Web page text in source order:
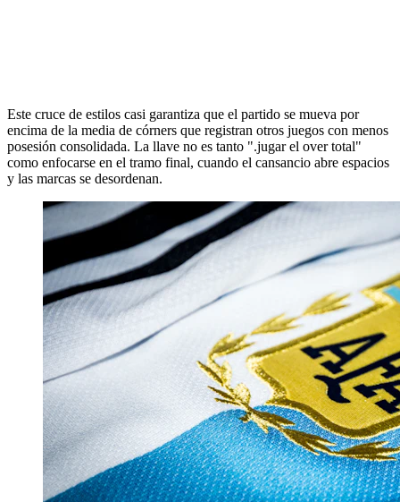
Este cruce de estilos casi garantiza que el partido se mueva por
encima de la media de córners que registran otros juegos con menos
posesión consolidada. La llave no es tanto ".jugar el over total"
como enfocarse en el tramo final, cuando el cansancio abre espacios
y las marcas se desordenan.